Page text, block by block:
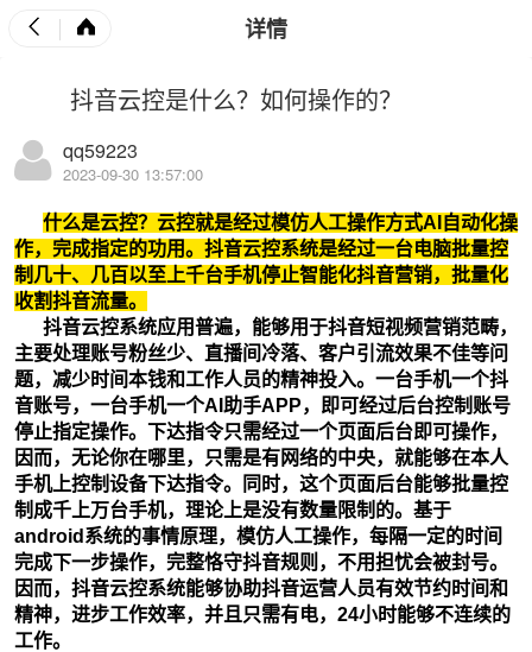
详情
抖音云控是什么？如何操作的？
qq59223
2023-09-30 13:57:00
什么是云控？云控就是经过模仿人工操作方式AI自动化操
作，完成指定的功用。抖音云控系统是经过一台电脑批量控
制几十、几百以至上千台手机停止智能化抖音营销，批量化
收割抖音流量。
抖音云控系统应用普遍，能够用于抖音短视频营销范畴，
主要处理账号粉丝少、直播间冷落、客户引流效果不佳等问
题，减少时间本钱和工作人员的精神投入。一台手机一个抖
音账号，一台手机一个AI助手APP，即可经过后台控制账号
停止指定操作。下达指令只需经过一个页面后台即可操作，
因而，无论你在哪里，只需是有网络的中央，就能够在本人
手机上控制设备下达指令。同时，这个页面后台能够批量控
制成千上万台手机，理论上是没有数量限制的。基于
android系统的事情原理，模仿人工操作，每隔一定的时间
完成下一步操作，完整恪守抖音规则，不用担忧会被封号。
因而，抖音云控系统能够协助抖音运营人员有效节约时间和
精神，进步工作效率，并且只需有电，24小时能够不连续的
工作。